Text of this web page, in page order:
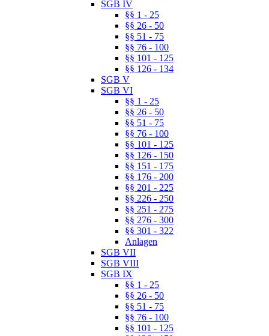
SGB IV
§§ 1 - 25
§§ 26 - 50
§§ 51 - 75
§§ 76 - 100
§§ 101 - 125
§§ 126 - 134
SGB V
SGB VI
§§ 1 - 25
§§ 26 - 50
§§ 51 - 75
§§ 76 - 100
§§ 101 - 125
§§ 126 - 150
§§ 151 - 175
§§ 176 - 200
§§ 201 - 225
§§ 226 - 250
§§ 251 - 275
§§ 276 - 300
§§ 301 - 322
Anlagen
SGB VII
SGB VIII
SGB IX
§§ 1 - 25
§§ 26 - 50
§§ 51 - 75
§§ 76 - 100
§§ 101 - 125